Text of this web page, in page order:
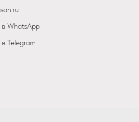
WhatsApp
Telegram